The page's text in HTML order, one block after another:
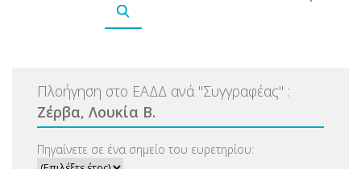
Πλοήγηση στο ΕΑΔΔ ανά "Συγγραφέας" :
Ζέρβα, Λουκία Β.
Πηγαίνετε σε ένα σημείο του ευρετηρίου: